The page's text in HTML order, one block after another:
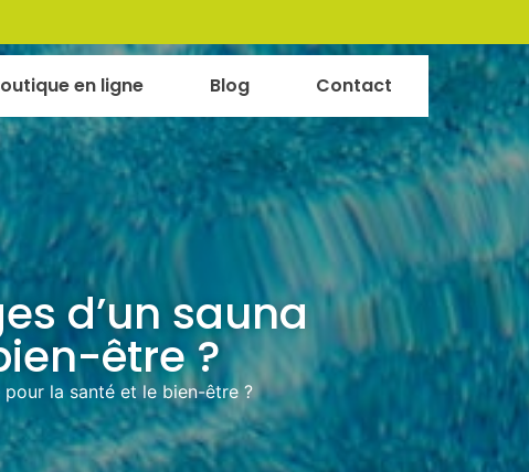
en ligne Blog Contact
d’un sauna
être ?
la santé et le bien-être ?